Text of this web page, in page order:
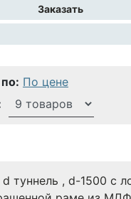
Заказать
По цене